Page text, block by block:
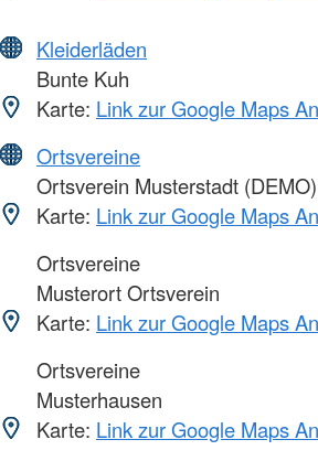
Kleiderläden
Bunte Kuh
Karte: Link zur Google Maps
Ortsvereine
Ortsverein Musterstadt (DEMO)
Karte: Link zur Google Maps
Ortsvereine
Musterort Ortsverein
Karte: Link zur Google Maps
Ortsvereine
Musterhausen
Karte: Link zur Google Maps